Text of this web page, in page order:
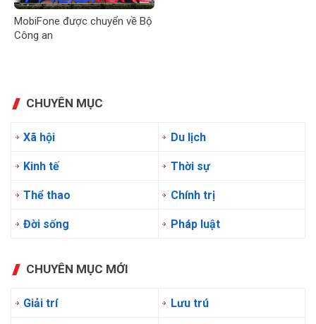
MobiFone được chuyển về Bộ
Công an
CHUYÊN MỤC
Xã hội Du lịch
Kinh tế Thời sự
Thể thao Chính trị
Đời sống Pháp luật
CHUYÊN MỤC MỚI
Giải trí Lưu trú